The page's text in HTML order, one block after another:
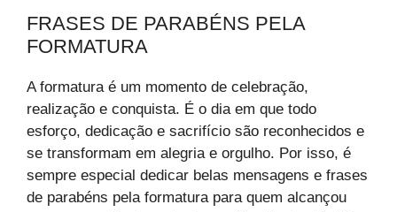
FRASES DE PARABÉNS PELA
FORMATURA
A formatura é um momento de celebração,
realização e conquista. É o dia em que todo
esforço, dedicação e sacrifício são reconhecidos e
se transformam em alegria e orgulho. Por isso, é
sempre especial dedicar belas mensagens e frases
de parabéns pela formatura para quem alcançou